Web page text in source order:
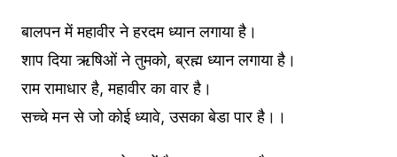
बालपन में महावीर ने हरदम ध्यान लगाया है।
शाप दिया ऋषिओं ने तुमको, ब्रह्म ध्यान लगाया है।
राम रामाधार है, महावीर का वार है।
सच्चे मन से जो कोई ध्यावे, उसका बेडा पार है।।